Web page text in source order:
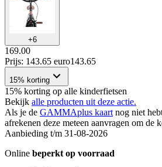
+6
169.00
Prijs: 143.65 euro143.65
15% korting
15% korting op alle kinderfietsen
Bekijk alle producten uit deze actie.
Als je de GAMMAplus kaart nog niet
afrekenen deze meteen aanvragen om de
Aanbieding t/m 31-08-2026
Online beperkt op voorraad